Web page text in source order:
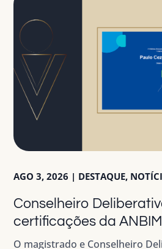
Conselheiro
certificações da
AGO 3, 2026 | DESTAQUE,
O magistrado e Conselheiro